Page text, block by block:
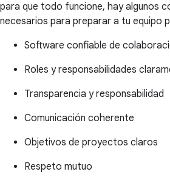
para que todo funcione, hay algunos
necesarios para preparar a tu equipo
Software confiable de
Roles y responsabilidades
Transparencia y responsabilidad
Comunicación coherente
Objetivos de proyectos claros
Respeto mutuo